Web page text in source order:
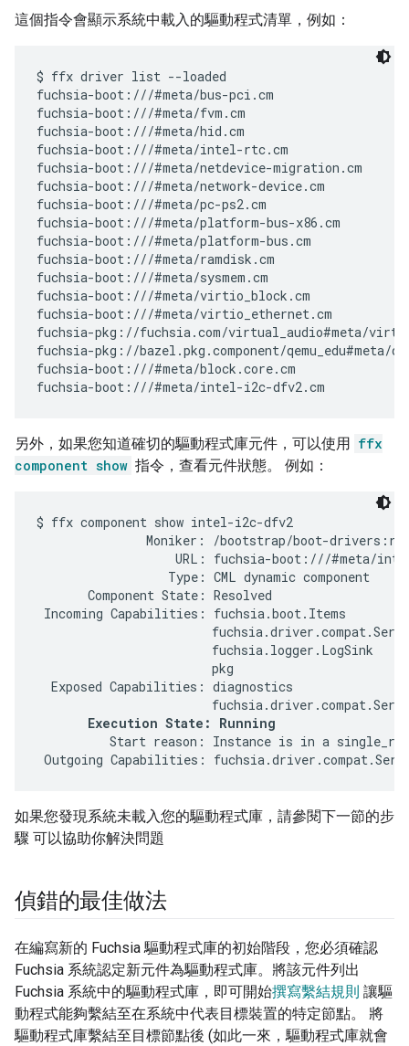
這個指令會顯示系統中載入的驅動程式清單，例如：
$ ffx driver list --loaded
fuchsia-boot:///#meta/bus-pci.cm
fuchsia-boot:///#meta/fvm.cm
fuchsia-boot:///#meta/hid.cm
fuchsia-boot:///#meta/intel-rtc.cm
fuchsia-boot:///#meta/netdevice-migration.cm
fuchsia-boot:///#meta/network-device.cm
fuchsia-boot:///#meta/pc-ps2.cm
fuchsia-boot:///#meta/platform-bus-x86.cm
fuchsia-boot:///#meta/platform-bus.cm
fuchsia-boot:///#meta/ramdisk.cm
fuchsia-boot:///#meta/sysmem.cm
fuchsia-boot:///#meta/virtio_block.cm
fuchsia-boot:///#meta/virtio_ethernet.cm
fuchsia-pkg://fuchsia.com/virtual_audio#meta/
fuchsia-pkg://bazel.pkg.component/qemu_edu#meta/
fuchsia-boot:///#meta/block.core.cm
另外，如果您知道確切的驅動程式庫元件，可以使用 ffx
component show 指令，查看元件狀態。 例如：
$ ffx component show intel-i2c-dfv2
Moniker: /bootstrap/boot-
URL: fuchsia-boot:///#meta/
                  Type: CML dynamic component
       Component State: Resolved
Incoming Capabilities: fuchsia.boot.Items
                        fuchsia.logger.LogSink
                        pkg
  Exposed Capabilities: diagnostics
Execution State: Running
Start reason: Instance is in a
如果您發現系統未載入您的驅動程式庫，請參閱下一節的步
驟 可以協助你解決問題
偵錯的最佳做法
在編寫新的 Fuchsia 驅動程式庫的初始階段，您必須確認
Fuchsia 系統認定新元件為驅動程式庫。將該元件列出
Fuchsia 系統中的驅動程式庫，即可開始撰寫繫結規則 讓驅
動程式能夠繫結至在系統中代表目標裝置的特定節點。 將
驅動程式庫繫結至目標節點後 (如此一來，驅動程式庫就會